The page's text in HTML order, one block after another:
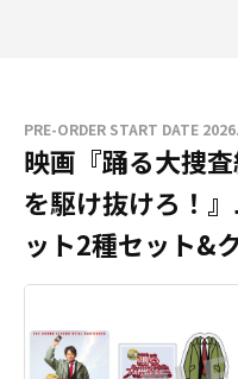
PRE-ORDER START DATE
映画『踊る大捜
を駆け抜けろ！
ット2種セット&